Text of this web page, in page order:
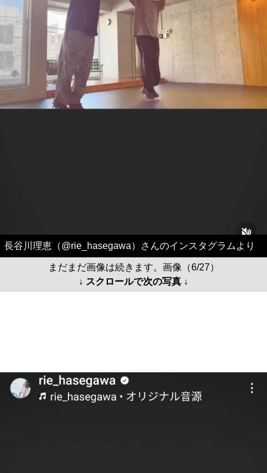
長谷川理恵（@rie_hasegawa）さんのインスタグラムより
まだまだ画像は続きます。画像（6/27）
↓ スクロールで次の写真 ↓